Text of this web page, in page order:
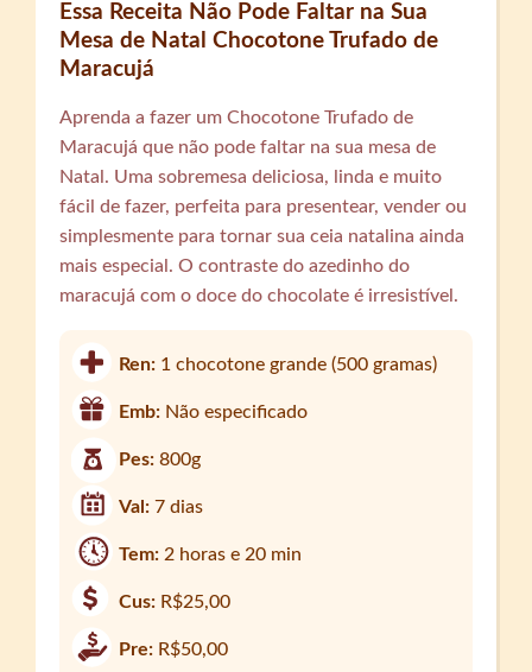
Essa Receita Não Pode Faltar na Sua
Mesa de Natal Chocotone Trufado de
Maracujá
Aprenda a fazer um Chocotone Trufado de
Maracujá que não pode faltar na sua mesa de
Natal. Uma sobremesa deliciosa, linda e muito
fácil de fazer, perfeita para presentear, vender ou
simplesmente para tornar sua ceia natalina ainda
mais especial. O contraste do azedinho do
maracujá com o doce do chocolate é irresistível.
Ren: 1 chocotone grande (500 gramas)
Emb: Não especificado
Pes:800g
Val:7 dias
Tem:2 horas e 20 min
Cus: R$25,00
Pre: R$50,00